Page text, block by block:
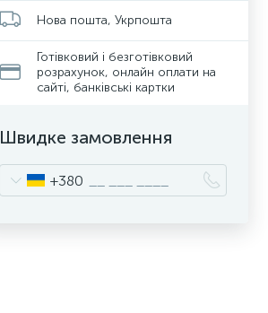
Нова пошта, Укрпошта
Готівковий і безготівковий
розрахунок, онлайн оплати на
сайті, банківські картки
Швидке замовлення
+380